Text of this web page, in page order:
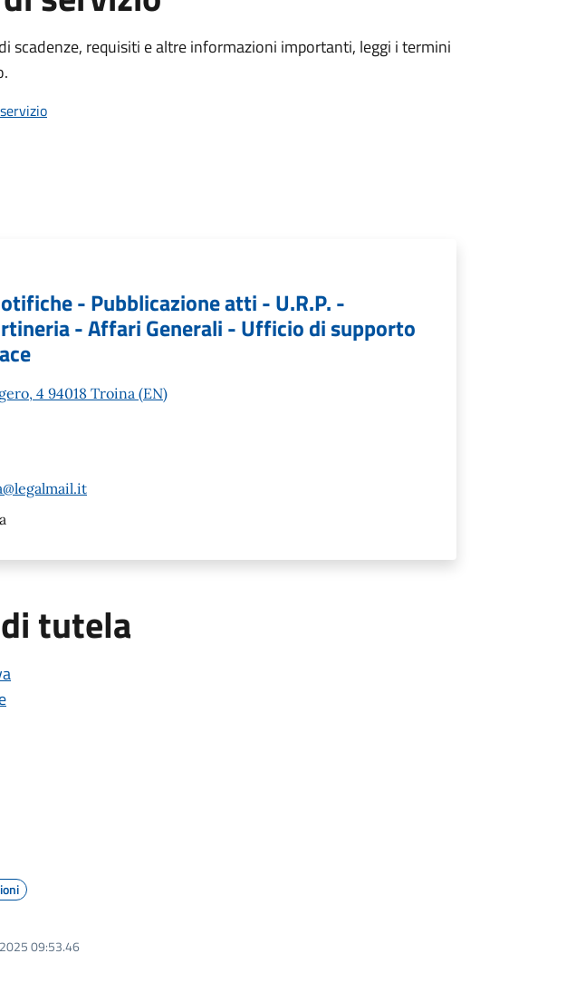
scadenze, requisiti e altre informazioni importanti, leggi i termini
- Pubblicazione atti - U.R.P. -
- Affari Generali - Ufficio di supporto
4 94018 Troina (EN)
tutela
09:53.46